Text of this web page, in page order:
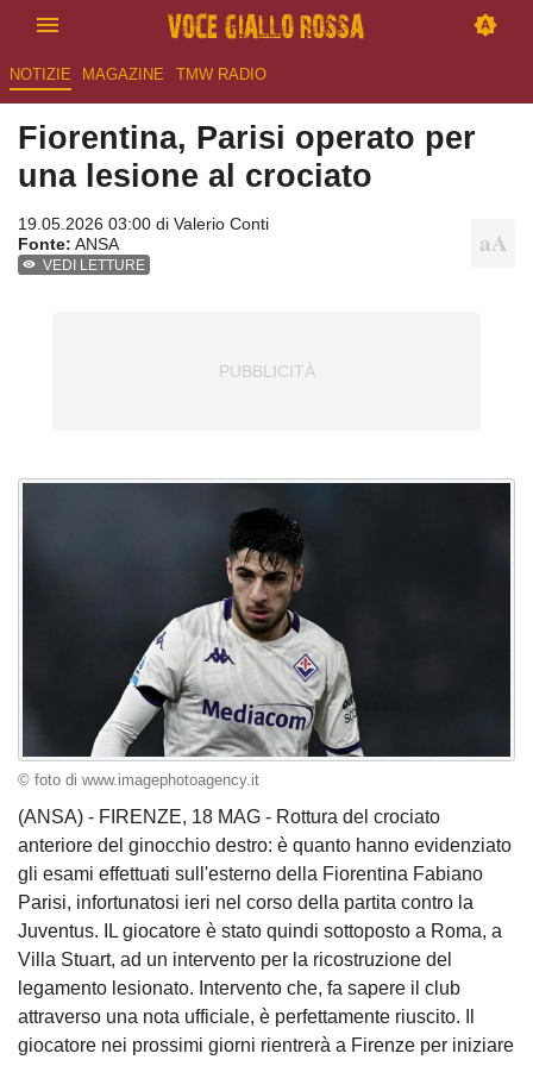
NOTIZIE MAGAZINE TMW RADIO
Fiorentina, Parisi operato per
una lesione al crociato
19.05.2026 03:00 di Valerio Conti
Fonte: ANSA
VEDI LETTURE
© foto di www.imagephotoagency.it
(ANSA) - FIRENZE, 18 MAG - Rottura del crociato
anteriore del ginocchio destro: è quanto hanno evidenziato
gli esami effettuati sull'esterno della Fiorentina Fabiano
Parisi, infortunatosi ieri nel corso della partita contro la
Juventus. IL giocatore è stato quindi sottoposto a Roma, a
Villa Stuart, ad un intervento per la ricostruzione del
legamento lesionato. Intervento che, fa sapere il club
attraverso una nota ufficiale, è perfettamente riuscito. Il
giocatore nei prossimi giorni rientrerà a Firenze per iniziare